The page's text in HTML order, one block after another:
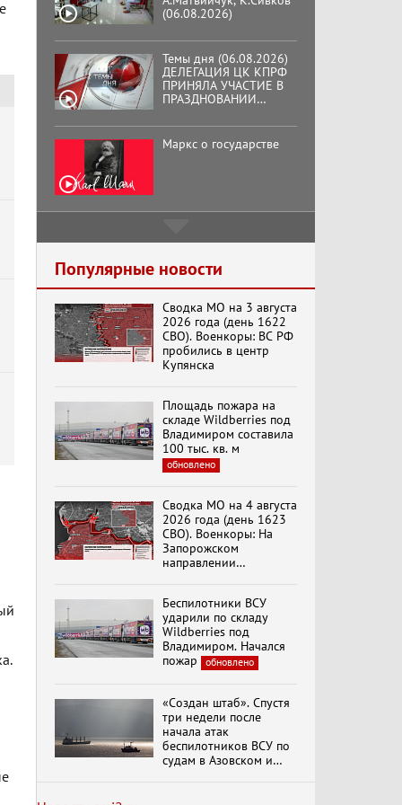
(06.08.2026)
Темы дня (06.08.2026)
ДЕЛЕГАЦИЯ ЦК КПРФ
ПРИНЯЛА УЧАСТИЕ В
ПРАЗДНОВАНИИ
ТРЕТЬЕЙ ГОДОВЩИНЫ
ОСВОБОЖДЕНИЯ ОРЛА
ОТ НЕМЕЦКО-
Маркс о государстве
кооператор
Хук слева:
«Додоговаривались...»
(11.06.2026)
Бренды Советской
эпохи "Гжель"
«Изменимся или
вымрем»
К ГРАЖДАНАМ
Г.А. Зюганова,
Председателя ЦК
КПРФ Руководителя
фракции КПРФ в
Государственной Думе
РФ (28.07.2026)
Документальный
фильм "Империализм и
Бить смелее!
В.Баранец, В.Дандыкин,
А.Матвийчук, К.Сивков
Популярные новости
Сводка МО на 3 августа
2026 года (день 1622
СВО). Военкоры: ВС РФ
пробились в центр
Купянска
Площадь пожара на
складе Wildberries под
Владимиром составила
100 тыс. кв. м
обновлено
Сводка МО на 4 августа
2026 года (день 1623
СВО). Военкоры: На
Запорожском
направлении
Степногорска
Беспилотники ВСУ
ударили по складу
Wildberries под
Владимиром. Начался
пожар
обновлено
«Создан штаб». Спустя
три недели после
начала атак
беспилотников ВСУ по
судам в Азовском и